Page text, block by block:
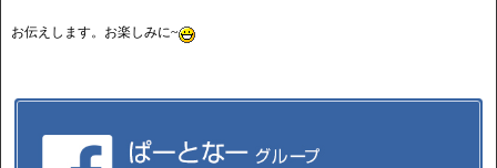
お伝えします。お楽しみに~